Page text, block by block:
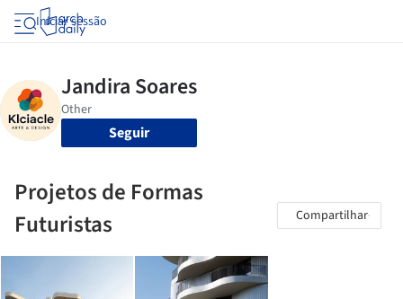
Iniciar sessão
Seguir
Projetos de Formas
Futuristas
Compartilhar